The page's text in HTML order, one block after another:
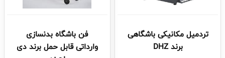
تردمیل مکانیکی باشگاهی
برند DHZ
فن باشگاه بدنسازی
وارداتی قابل حمل برند دی